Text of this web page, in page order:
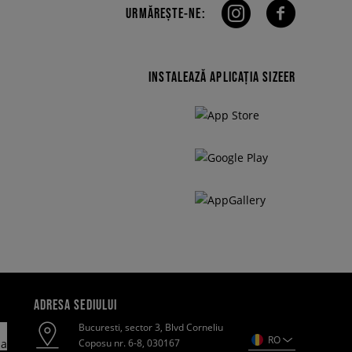
URMĂREȘTE-NE:
INSTALEAZĂ APLICAȚIA SIZEER
ADRESA SEDIULUI
Bucuresti, sector 3, Blvd Corneliu
Coposu nr. 6-8, 030167
RO